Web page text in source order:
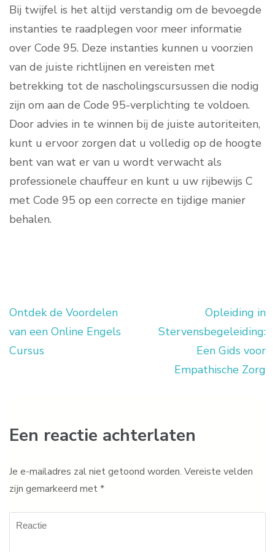
Bij twijfel is het altijd verstandig om de bevoegde
instanties te raadplegen voor meer informatie
over Code 95. Deze instanties kunnen u voorzien
van de juiste richtlijnen en vereisten met
betrekking tot de nascholingscursussen die nodig
zijn om aan de Code 95-verplichting te voldoen.
Door advies in te winnen bij de juiste autoriteiten,
kunt u ervoor zorgen dat u volledig op de hoogte
bent van wat er van u wordt verwacht als
professionele chauffeur en kunt u uw rijbewijs C
met Code 95 op een correcte en tijdige manier
behalen.
Berichtnavigatie
Ontdek de Voordelen
van een Online Engels
Cursus
Opleiding in
Stervensbegeleiding:
Een Gids voor
Empathische Zorg
Een reactie achterlaten
Je e-mailadres zal niet getoond worden. Vereiste velden
zijn gemarkeerd met*
Reactie